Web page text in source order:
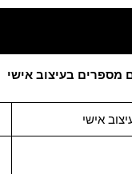
מספרים בעיצוב אישי
אישי